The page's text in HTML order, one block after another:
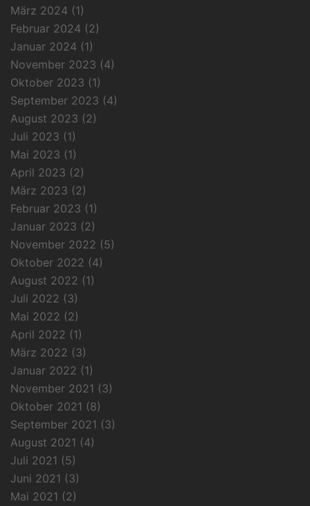
März 2024 (1)
Februar 2024 (2)
Januar 2024 (1)
November 2023 (4)
Oktober 2023 (1)
September 2023 (4)
August 2023 (2)
Juli 2023 (1)
Mai 2023 (1)
April 2023 (2)
März 2023 (2)
Februar 2023 (1)
Januar 2023 (2)
November 2022 (5)
Oktober 2022 (4)
August 2022 (1)
Juli 2022 (3)
Mai 2022 (2)
April 2022 (1)
März 2022 (3)
Januar 2022 (1)
November 2021 (3)
Oktober 2021 (8)
September 2021 (3)
August 2021 (4)
Juli 2021 (5)
Juni 2021 (3)
Mai 2021 (2)